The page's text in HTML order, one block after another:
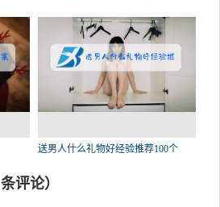
送男人什么礼物好经验推荐100个
条评论）